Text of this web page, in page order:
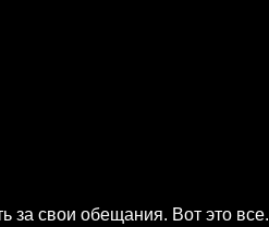
за свои обещания. Вот это все.